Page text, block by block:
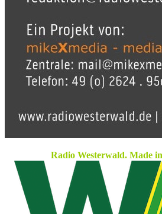
Radio Westerwald. Made